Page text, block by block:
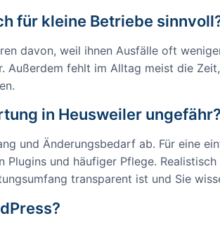
für kleine Betriebe
davon, weil ihnen Ausfälle oft
Außerdem fehlt im Alltag meist die
in Heusweiler ungefähr?
und Änderungsbedarf ab. Für eine
Plugins und häufiger Pflege.
transparent ist und Sie